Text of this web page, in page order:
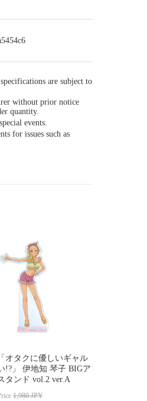
are subject to
without prior notice
quantity.
events.
for issues such as
オタクに優しいギャル
!?」 伊地知 琴子 BIGア
タンド vol.2 ver.A
1,980JPY